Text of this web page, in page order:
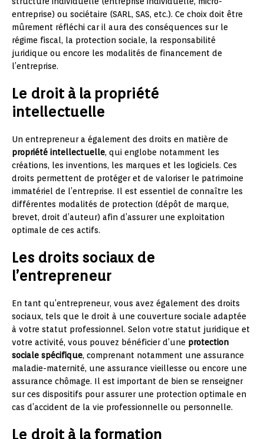
entreprise) ou sociétaire (SARL, SAS, etc.). Ce choix doit être
mûrement réfléchi car il aura des conséquences sur le
régime fiscal, la protection sociale, la responsabilité
juridique ou encore les modalités de financement de
l’entreprise.
Le droit à la propriété
intellectuelle
Un entrepreneur a également des droits en matière de
propriété intellectuelle, qui englobe notamment les
créations, les inventions, les marques et les logiciels. Ces
droits permettent de protéger et de valoriser le patrimoine
immatériel de l’entreprise. Il est essentiel de connaître les
différentes modalités de protection (dépôt de marque,
brevet, droit d’auteur) afin d’assurer une exploitation
optimale de ces actifs.
Les droits sociaux de
l’entrepreneur
En tant qu’entrepreneur, vous avez également des droits
sociaux, tels que le droit à une couverture sociale adaptée
à votre statut professionnel. Selon votre statut juridique et
votre activité, vous pouvez bénéficier d’une protection
sociale spécifique, comprenant notamment une assurance
maladie-maternité, une assurance vieillesse ou encore une
assurance chômage. Il est important de bien se renseigner
sur ces dispositifs pour assurer une protection optimale en
cas d’accident de la vie professionnelle ou personnelle.
Le droit à la formation